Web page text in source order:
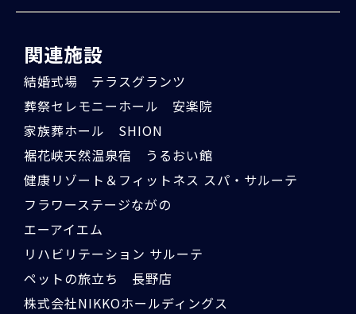
関連施設
結婚式場 テラスグランツ
葬祭セレモニーホール 安楽院
家族葬ホール SHION
裾花峡天然温泉宿 うるおい館
健康リゾート＆フィットネス スパ・サルーテ
フラワーステージながの
エーアイエム
リハビリテーション サルーテ
ペットの旅立ち 長野店
株式会社NIKKOホールディングス